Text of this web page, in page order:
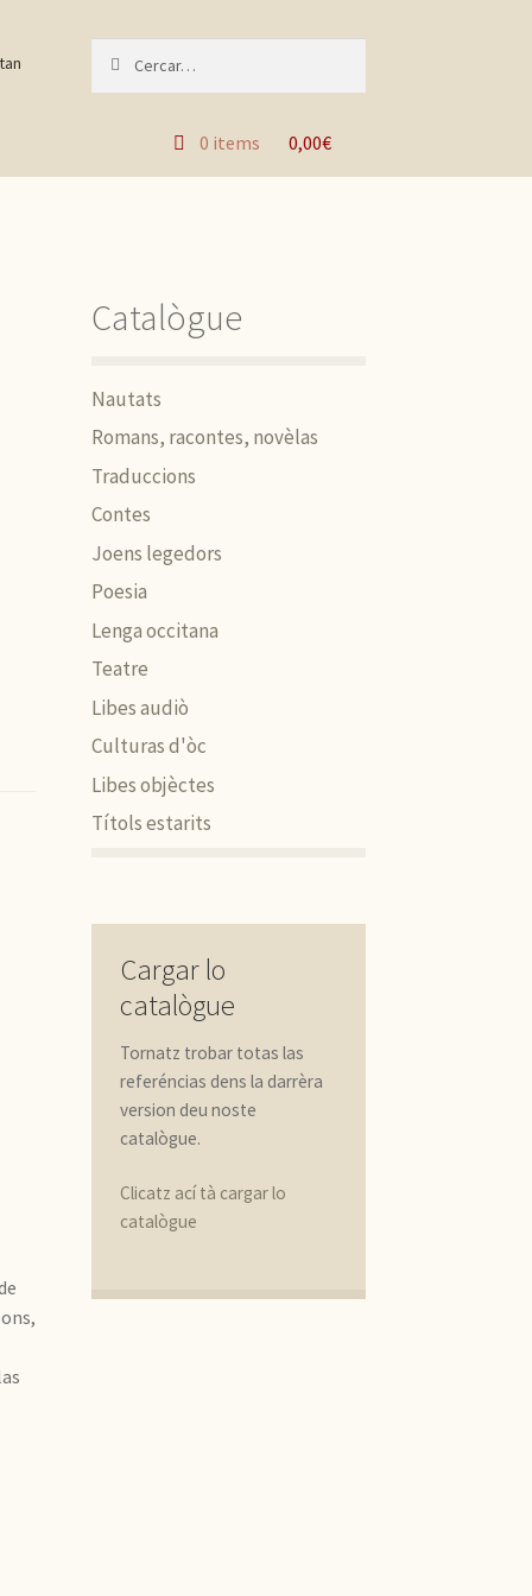
0,00€
0 items
Catalògue
Nautats
Romans, racontes, novèlas
Traduccions
Contes
Joens legedors
Poesia
Lenga occitana
Teatre
Libes audiò
Culturas d'òc
Libes objèctes
Títols estarits
Cargar lo
catalògue
Tornatz trobar totas las
referéncias dens la darrèra
version deu noste
catalògue.
Clicatz ací tà cargar lo
catalògue